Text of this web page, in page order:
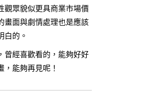
觀眾貌似更具商業市場價
畫面與劇情處理也是應該
白的。
曾經喜歡看的，能夠好好
，能夠再見呢！